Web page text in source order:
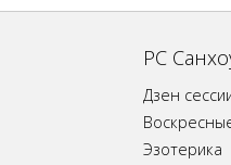
РС
Дзен
Эзотерика